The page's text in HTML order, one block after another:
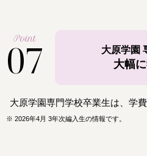
Point
07 大原学園
大幅
大原学園専門学校卒業生は、学
※ 2026年4月 3年次編入生の情報です。